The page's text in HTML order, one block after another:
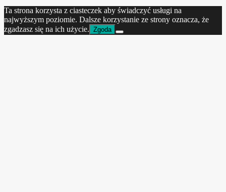
Ta strona korzysta z ciasteczek aby świadczyć usługi na
najwyższym poziomie. Dalsze korzystanie ze strony oznacza, że
zgadzasz się na ich użycie. Zgoda